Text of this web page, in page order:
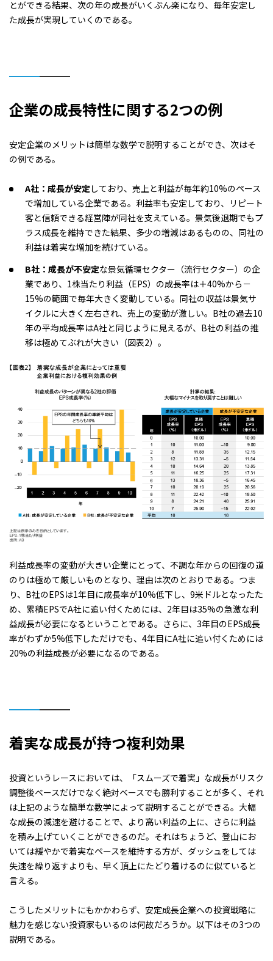
とができる結果、次の年の成長がいくぶん楽になり、毎年安定し
た成長が実現していくのである。
企業の成長特性に関する2つの例
安定企業のメリットは簡単な数学で説明することができ、次はそ
の例である。
A社：成長が安定しており、売上と利益が毎年約10%のペース
で増加している企業である。利益率も安定しており、リピート
客と信頼できる経営陣が同社を支えている。景気後退期でもプ
ラス成長を維持できた結果、多少の増減はあるものの、同社の
利益は着実な増加を続けている。
B社：成長が不安定な景気循環セクター（流行セクター）の企
業であり、1株当たり利益（EPS）の成長率は＋40%から－
15%の範囲で毎年大きく変動している。同社の収益は景気サ
イクルに大きく左右され、売上の変動が激しい。B社の過去10
年の平均成長率はA社と同じように見えるが、B社の利益の推
移は極めてぶれが大きい（図表2）。
利益成長率の変動が大きい企業にとって、不調な年からの回復の道
のりは極めて厳しいものとなり、理由は次のとおりである。つま
り、B社のEPSは1年目に成長率が10%低下し、9米ドルとなったた
め、累積EPSでA社に追い付くためには、2年目は35%の急激な利
益成長が必要になるということである。さらに、3年目のEPS成長
率がわずか5%低下しただけでも、4年目にA社に追い付くためには
20%の利益成長が必要になるのである。
着実な成長が持つ複利効果
投資というレースにおいては、「スムーズで着実」な成長がリスク
調整後ベースだけでなく絶対ベースでも勝利することが多く、それ
は上記のような簡単な数学によって説明することができる。大幅
な成長の減速を避けることで、より高い利益の上に、さらに利益
を積み上げていくことができるのだ。それはちょうど、登山にお
いては緩やかで着実なペースを維持する方が、ダッシュをしては
失速を繰り返すよりも、早く頂上にたどり着けるのに似ていると
言える。
こうしたメリットにもかかわらず、安定成長企業への投資戦略に
魅力を感じない投資家もいるのは何故だろうか。以下はその3つの
説明である。